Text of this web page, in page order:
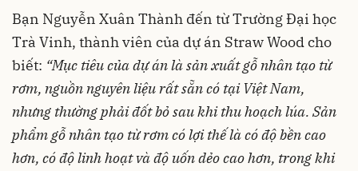
Bạn Nguyễn Xuân Thành đến từ Trường Đại học
Trà Vinh, thành viên của dự án Straw Wood cho
biết: “Mục tiêu của dự án là sản xuất gỗ nhân tạo từ
rơm, nguồn nguyên liệu rất sẵn có tại Việt Nam,
nhưng thường phải đốt bỏ sau khi thu hoạch lúa. Sản
phẩm gỗ nhân tạo từ rơm có lợi thế là có độ bền cao
hơn, có độ linh hoạt và độ uốn dẻo cao hơn, trong khi